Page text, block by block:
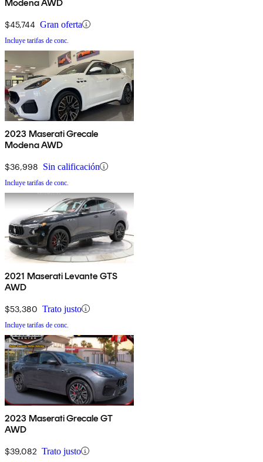
Modena AWD
$45,744 Gran oferta
Incluye tarifas de conc.
2023 Maserati Grecale
Modena AWD
$36,998 Sin calificación
Incluye tarifas de conc.
2021 Maserati Levante GTS
AWD
$53,380 Trato justo
Incluye tarifas de conc.
2023 Maserati Grecale GT
AWD
$39,082 Trato justo